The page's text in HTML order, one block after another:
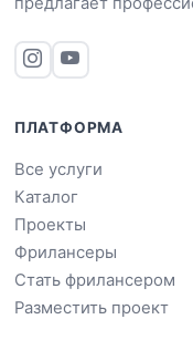
ПЛАТФОРМА
Все услуги
Каталог
Проекты
Фрилансеры
Стать фрилансером
Разместить проект